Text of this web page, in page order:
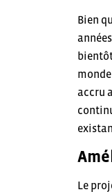
Bien
accru
Le